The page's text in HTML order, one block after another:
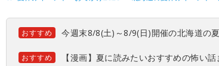
おすすめ 今週末8/8(土)～8/9(日)開催の北海道の
おすすめ 【漫画】夏に読みたいおすすめの怖い話